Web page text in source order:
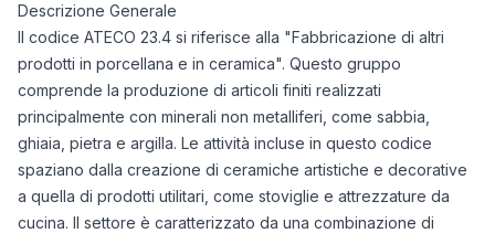
Descrizione Generale
Il codice ATECO 23.4 si riferisce alla "Fabbricazione di altri
prodotti in porcellana e in ceramica". Questo gruppo
comprende la produzione di articoli finiti realizzati
principalmente con minerali non metalliferi, come sabbia,
ghiaia, pietra e argilla. Le attività incluse in questo codice
spaziano dalla creazione di ceramiche artistiche e decorative
a quella di prodotti utilitari, come stoviglie e attrezzature da
cucina. Il settore è caratterizzato da una combinazione di